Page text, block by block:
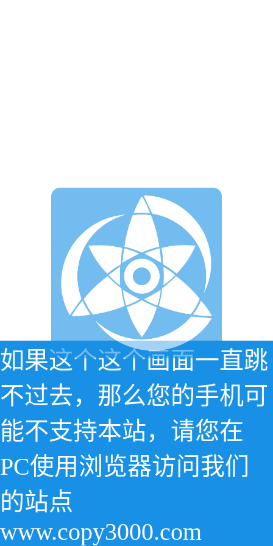
如果这个这个画面一直跳
不过去，那么您的手机可
能不支持本站，请您在
PC使用浏览器访问我们
的站点
www.copy3000.com